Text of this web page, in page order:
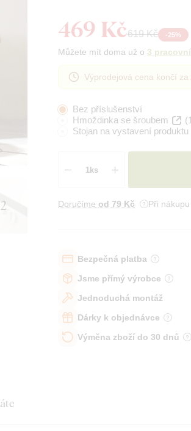
469 Kč619 Kč -25%
Můžete mít doma už o 3
Výprodejová cena končí za
Bez příslušenství
Hmoždinka se šroubem
Stojan na vystavení produktu
Doručíme od 79 Kč Při
Bezpečná platba
Jsme přímý výrobce
Jednoduchá montáž
Dárky k objednávce
Výměna zboží do 30 dnů